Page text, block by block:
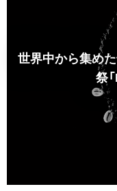
世界中から集め
祭